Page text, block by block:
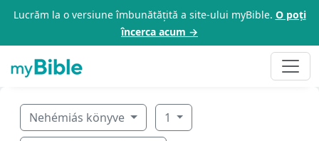
Lucrăm la o versiune îmbunătățită a site-ului myBible. O poți
încerca acum →
Nehémiás könyve 1